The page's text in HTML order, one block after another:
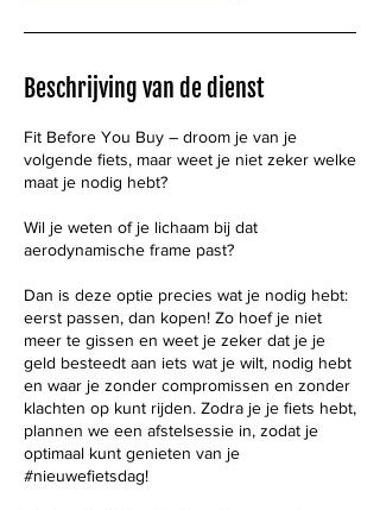
Beschrijving van de dienst
Fit Before You Buy – droom je van je
volgende fiets, maar weet je niet zeker welke
maat je nodig hebt?
Wil je weten of je lichaam bij dat
aerodynamische frame past?
Dan is deze optie precies wat je nodig hebt:
eerst passen, dan kopen! Zo hoef je niet
meer te gissen en weet je zeker dat je je
geld besteedt aan iets wat je wilt, nodig hebt
en waar je zonder compromissen en zonder
klachten op kunt rijden. Zodra je je fiets hebt,
plannen we een afstelsessie in, zodat je
optimaal kunt genieten van je
#nieuwefietsdag!